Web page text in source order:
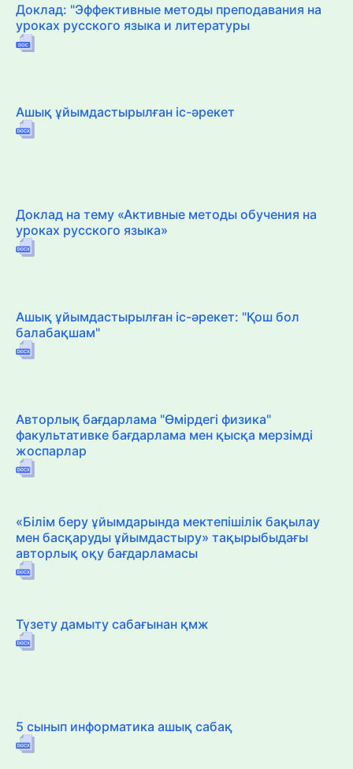
Доклад: "Эффективные методы преподавания на
уроках русского языка и литературы
Ашық ұйымдастырылған іс-әрекет
Доклад на тему «Активные методы обучения на
уроках русского языка»
Ашық ұйымдастырылған іс-әрекет: "Қош бол
балабақшам"
Авторлық бағдарлама "Өмірдегі физика"
факультативке бағдарлама мен қысқа мерзімді
жоспарлар
«Білім беру ұйымдарында мектепішілік бақылау
мен басқаруды ұйымдастыру» тақырыбыдағы
авторлық оқу бағдарламасы
Түзету дамыту сабағынан қмж
5 сынып информатика ашық сабақ